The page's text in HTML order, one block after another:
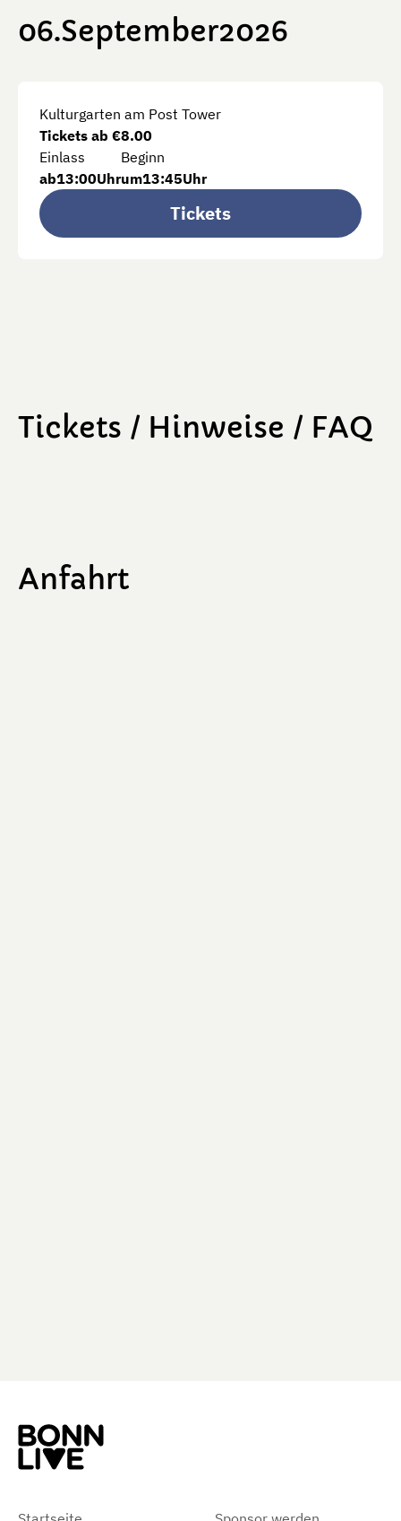
06 September2026
Kulturgarten am Post Tower
Tickets ab €8.00
Einlass
ab13:00Uhr
Beginn
um13:45Uhr
Tickets
Tickets / Hinweise / FAQ
Anfahrt